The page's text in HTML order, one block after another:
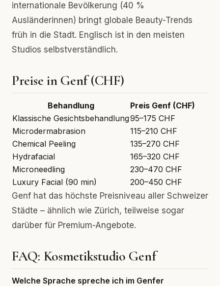
internationale Bevölkerung (40 %
Ausländerinnen) bringt globale Beauty-Trends
früh in die Stadt. Englisch ist in den meisten
Studios selbstverständlich.
Preise in Genf (CHF)
Behandlung
Preis Genf (CHF)
Klassische Gesichtsbehandlung95–175 CHF
Microdermabrasion
115–210 CHF
Chemical Peeling
135–270 CHF
Hydrafacial
165–320 CHF
Microneedling
230–470 CHF
Luxury Facial (90 min)
200–450 CHF
Genf hat das höchste Preisniveau aller Schweizer
Städte – ähnlich wie Zürich, teilweise sogar
darüber für Premium-Angebote.
FAQ: Kosmetikstudio Genf
Welche Sprache spreche ich im Genfer